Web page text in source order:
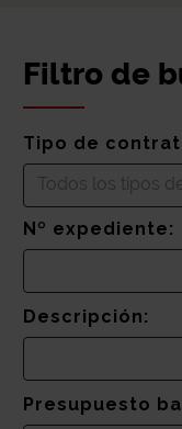
Filtro de
Tipo de
Todos los tipos
Nº expediente:
Descripción:
Presupuesto